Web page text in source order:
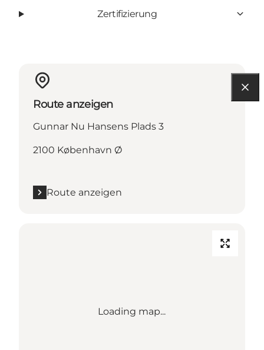
Zertifizierung
Route anzeigen
Gunnar Nu Hansens Plads 3
2100 København Ø
Route anzeigen
Loading map...